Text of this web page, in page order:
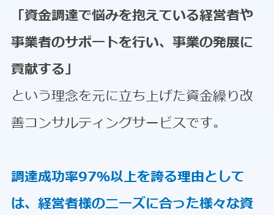
「資金調達で悩みを抱えている経営者や
事業者のサポートを行い、事業の発展に
貢献する」
という理念を元に立ち上げた資金繰り改
善コンサルティングサービスです。
調達成功率97％以上を誇る理由として
は、経営者様のニーズに合った様々な資